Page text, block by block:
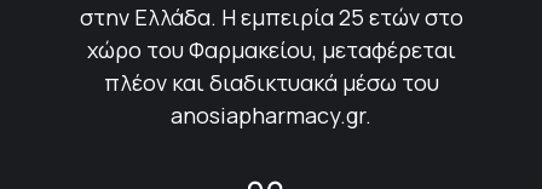
στην Ελλάδα. Η εμπειρία 25 ετών στο
χώρο του Φαρμακείου, μεταφέρεται
πλέον και διαδικτυακά μέσω του
anosiapharmacy.gr.